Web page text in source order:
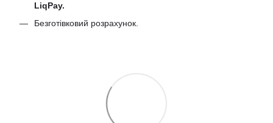
LiqPay.
Безготівковий розрахунок.